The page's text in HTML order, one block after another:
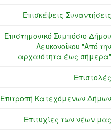
Επισκέψεις-Συναντήσεις
Επιστημονικό Συμπόσιο Δήμου
Λευκονοίκου "Από την
αρχαιότητα έως σήμερα"
Επιστολές
Επιτροπή Κατεχόμενων Δήμων
Επιτυχίες των νέων μας